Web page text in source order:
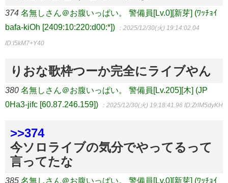
374 名無しさん＠お腹いっぱい。 警備員[Lv.0][新芽] (ﾜｯﾁｮｲ
bafa-kiOh [2409:10:220:d00:*])
：2025/12/30(火) 19:14:02.04
ID:I5kM7+Y40
りおな歌枠つーか完全にライブやん
380 名無しさん＠お腹いっぱい。 警備員[Lv.205][木] (JP
0Ha3-jifc [60.87.246.159])
：2025/12/30(火) 19:18:41.96 ID:ZrlM5dyKH
>>374
今ソロライブの気分でやってるって
言ってたな
385 名無しさん＠お腹いっぱい。 警備員[Lv.0][新芽] (ﾜｯﾁｮｲ